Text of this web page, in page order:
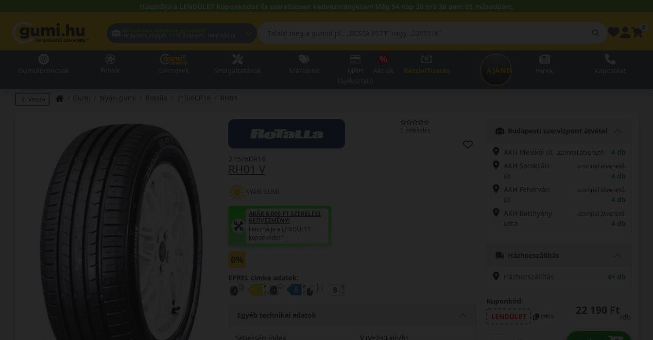
Használja a LENDÜLET kuponkódot és szereltessen kedvezményesen! Még 54 nap 20 óra 38 perc 02 másodperc.
AJÁNDÉKUTALVÁNY
Vissza Gumi Nyári gumi Rotalla 215/60R16
0 értékelés
RH01 V
215/60R16
NYÁRI GUMI
AKÁR 6.000 FT SZERELÉSI
KEDVEZMÉNY!
Használja a LENDÜLET
kuponkódot!
0%
EPREL cimke adatok:
Egyéb technikai adatok
Sebesség index
V (V=240 km/h)
Budapesti szervizpont átvétel
AKH Mexikói út azonnal átvehető:
4 db
AKH Soroksári
út
azonnal átvehető:
4 db
AKH Fehérvári
út
azonnal átvehető:
4 db
AKH Batthyány
utca
azonnal átvehető:
4 db
Házhozszállítás
Házhozszállítás 4+ db
Kuponkód:
LENDÜLET
másol 22 190 Ft
/db